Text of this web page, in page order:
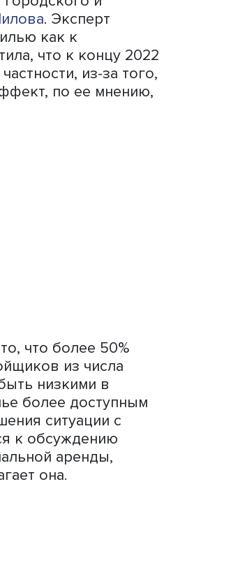
экономической
ключевой ставки и
спрос постепенно
Большаков, ввод жилья
«Ввод жилья в РФ по
млн м2 — это уже больше,
того, добавил эксперт,
введенного жилья
субъектов РФ.
жилья оказывают снижение
на покупку жилья на
городского и
Шилова
отметила, что к концу 2022
в частности, из-за того,
эффект, по ее мнению,